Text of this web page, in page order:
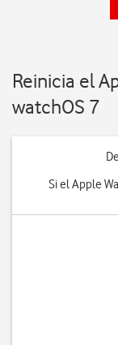
Reinicia el
watchOS 7
Si el Apple